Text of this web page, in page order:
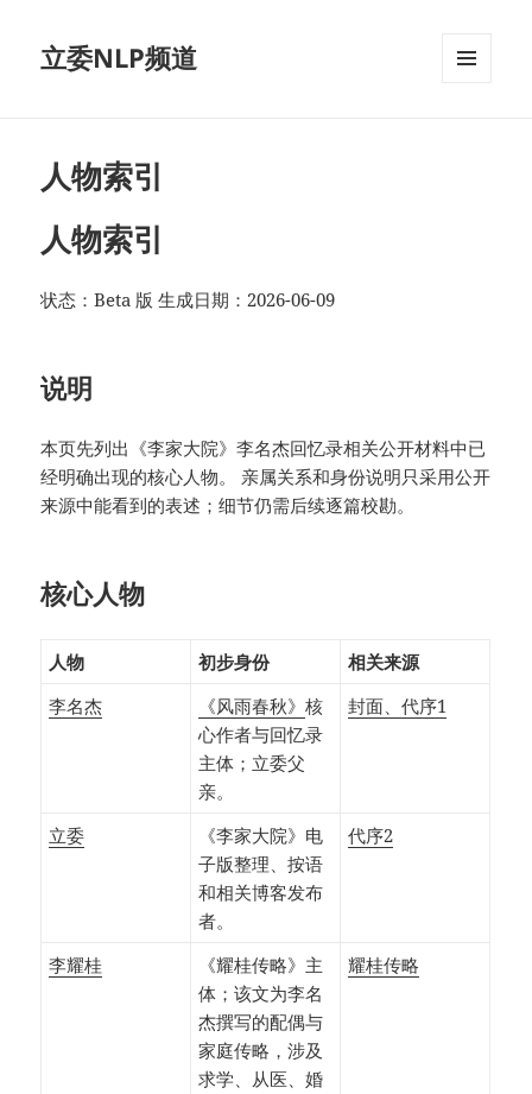
立委NLP频道
人物索引
人物索引
状态：Beta 版 生成日期：2026-06-09
说明
本页先列出《李家大院》李名杰回忆录相关公开材料中已
经明确出现的核心人物。 亲属关系和身份说明只采用公开
来源中能看到的表述；细节仍需后续逐篇校勘。
核心人物
人物 初步身份
相关来源
李名杰
《风雨春秋》核
心作者与回忆录
主体；立委父
亲。
封面、代序1
立委
《李家大院》电
子版整理、按语
和相关博客发布
者。
代序2
李耀桂
《耀桂传略》主
体；该文为李名
杰撰写的配偶与
家庭传略，涉及
求学、从医、婚
耀桂传略